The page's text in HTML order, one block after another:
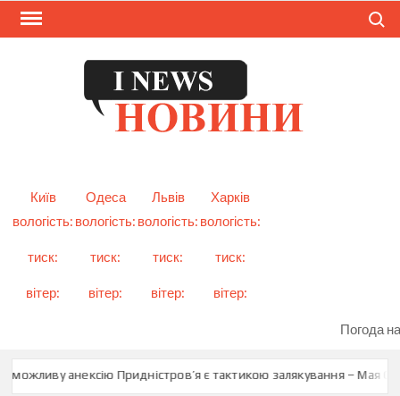
Skip
Київ
Одеса Львів
Харків
вологість:
тиск:
вітер:
вологість:
тиск:
вітер:
вологість:
тиск:
вітер:
вологість:
тиск:
вітер:
Погода
можливу анексію Придністров’я є тактикою залякування – Мая